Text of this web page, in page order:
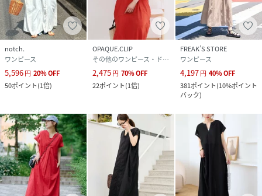
notch.
ワンピース
5,596円 20%OFF
50ポイント(1倍)
OPAQUE.CLIP
その他のワンピース・ドレス
2,475円 70%OFF
22ポイント(1倍)
FREAK’S STORE
ワンピース
4,197円 40%OFF
381ポイント(10%ポイント
バック)